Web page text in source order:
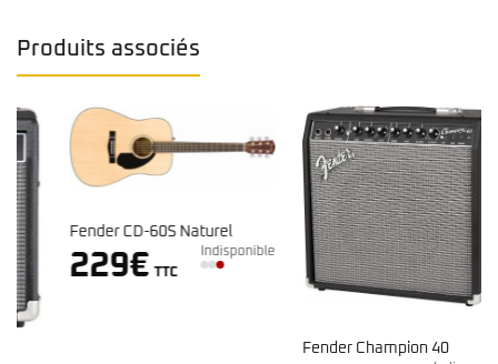
Produits associés
Fender CD-60S Naturel
229€ TTC
Indisponible
Fender Champion 40